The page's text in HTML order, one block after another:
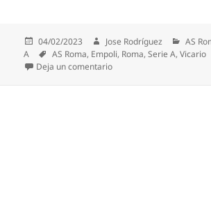
Publicado
el
04/02/2023 Autor
Jose Rodríguez AS
A
Etiquetas
AS Roma, Empoli, Roma,Serie A,Vicario
Deja un comentarioen La triple parada de